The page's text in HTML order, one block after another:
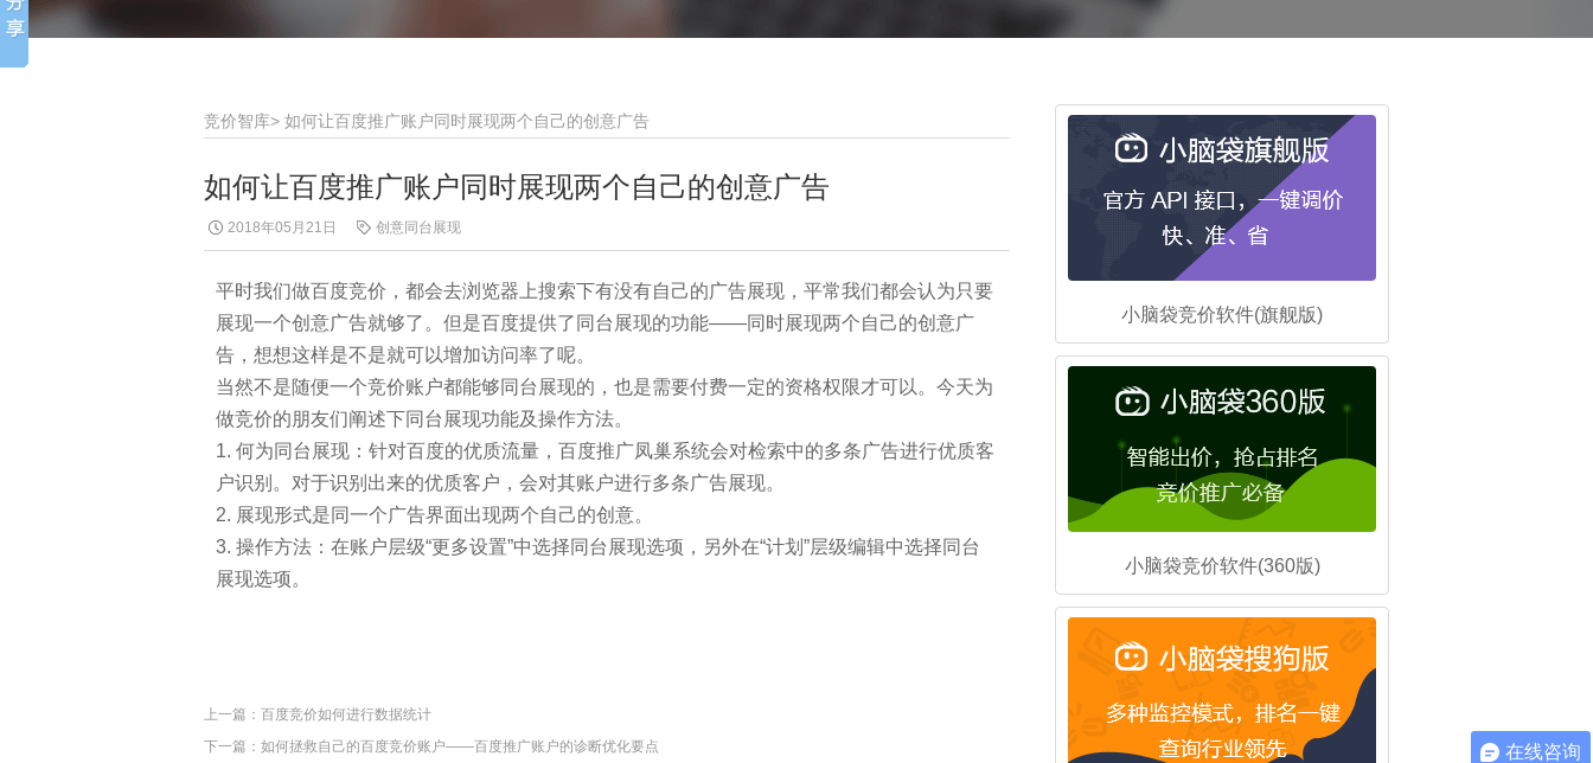
小脑袋竞价软件(旗舰版)
小脑袋竞价软件(360版)
竞价智库> 如何让百度推广账户同时展现两个自己的创意广告
如何让百度推广账户同时展现两个自己的创意广告
2018年05月21日 创意同台展现
平时我们做百度竞价，都会去浏览器上搜索下有没有自己的广告展现，平常我们都会认为只要
展现一个创意广告就够了。但是百度提供了同台展现的功能——同时展现两个自己的创意广
告，想想这样是不是就可以增加访问率了呢。
当然不是随便一个竞价账户都能够同台展现的，也是需要付费一定的资格权限才可以。今天为
做竞价的朋友们阐述下同台展现功能及操作方法。
1. 何为同台展现：针对百度的优质流量，百度推广凤巢系统会对检索中的多条广告进行优质客
户识别。对于识别出来的优质客户，会对其账户进行多条广告展现。
2. 展现形式是同一个广告界面出现两个自己的创意。
3. 操作方法：在账户层级“更多设置”中选择同台展现选项，另外在“计划”层级编辑中选择同台
展现选项。
上一篇： 百度竞价如何进行数据统计
下一篇： 如何拯救自己的百度竞价账户——百度推广账户的诊断优化要点 在线咨询